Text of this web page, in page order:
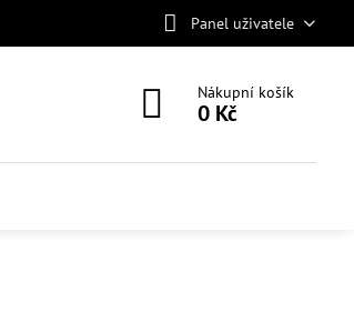
Panel uživatele
Nákupní košík
0 Kč